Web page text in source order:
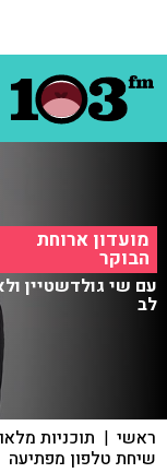
מועדון ארוחת
הבוקר
עם שי גולדשטיין
לב
ראשי | תוכניות
שיחת טלפון מפתיעה